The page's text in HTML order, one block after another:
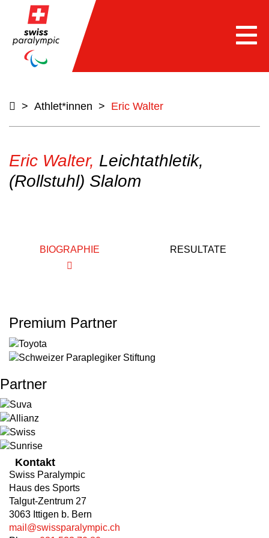
> Athlet*innen > Eric Walter
Eric Walter, Leichtathletik,
(Rollstuhl) Slalom
BIOGRAPHIE RESULTATE
Premium Partner
Partner
Kontakt
Swiss Paralympic
Haus des Sports
Talgut-Zentrum 27
3063 Ittigen b. Bern
mail@swissparalympic.ch